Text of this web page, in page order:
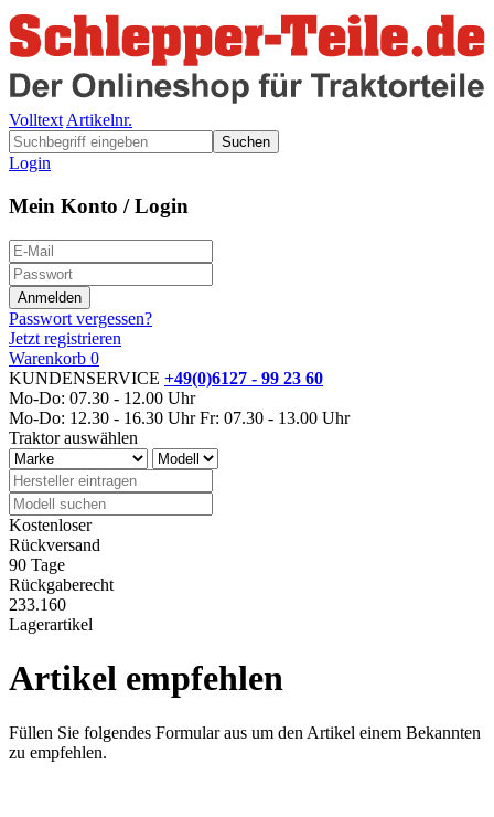
Volltext Artikelnr.
Suchen
Login
Mein Konto / Login
Passwort vergessen?
Jetzt registrieren
Warenkorb 0
KUNDENSERVICE +49(0)6127 - 99 23 60
Mo-Do: 07.30 - 12.00 Uhr
Mo-Do: 12.30 - 16.30 Uhr Fr: 07.30 - 13.00 Uhr
Traktor auswählen
Kostenloser
Rückversand
90 Tage
Rückgaberecht
233.160
Lagerartikel
Artikel empfehlen
Füllen Sie folgendes Formular aus um den Artikel einem Bekannten
zu empfehlen.